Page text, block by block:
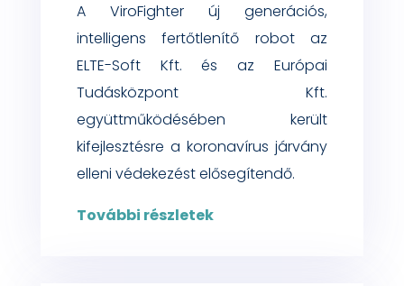
A ViroFighter új generációs,
intelligens fertőtlenítő robot az
ELTE-Soft Kft. és az Európai
Tudásközpont Kft.
együttműködésében került
kifejlesztésre a koronavírus járvány
elleni védekezést elősegítendő.
További részletek